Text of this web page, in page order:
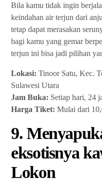
Bila kamu tidak ingin
keindahan air terjun dari
tetap dapat merasakan
bagi kamu yang gemar
terjun ini bisa jadi pilihan
Lokasi: Tinoor Satu, Kec.
Sulawesi Utara
Jam Buka: Setiap hari, 24
Harga Tiket: Mulai dari
9.
eksotisnya
Lokon